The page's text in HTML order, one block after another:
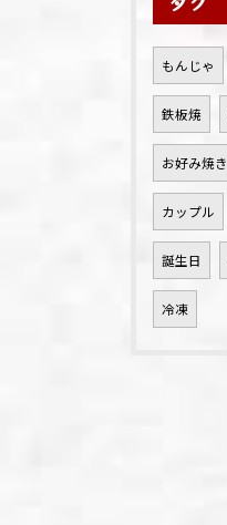
もんじゃ
鉄板焼
お好み焼き
カップル
誕生日
冷凍